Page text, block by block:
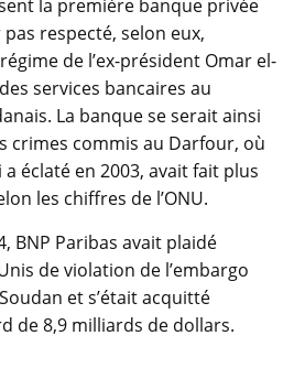
la première banque privée
pas respecté, selon eux,
de l’ex-président Omar el-
services bancaires au
La banque se serait ainsi
crimes commis au Darfour, où
éclaté en 2003, avait fait plus
les chiffres de l’ONU.
BNP Paribas avait plaidé
de violation de l’embargo
et s’était acquitté
de 8,9 milliards de dollars.